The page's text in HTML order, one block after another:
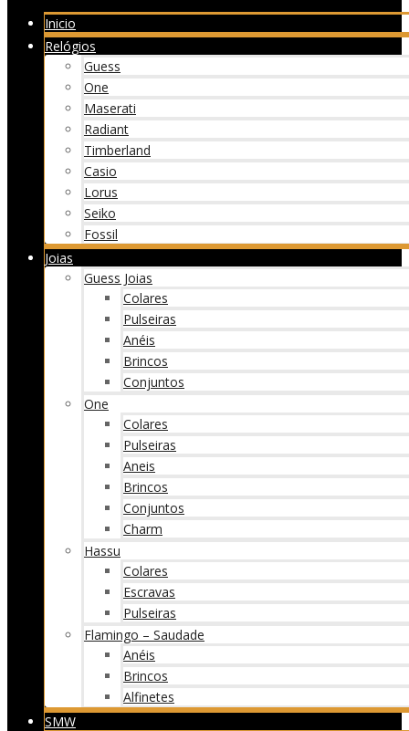
Inicio
Relógios
Guess
One
Maserati
Radiant
Timberland
Casio
Lorus
Seiko
Fossil
Joias
Guess Joias
Colares
Pulseiras
Anéis
Brincos
Conjuntos
One
Colares
Pulseiras
Aneis
Brincos
Conjuntos
Charm
Hassu
Colares
Escravas
Pulseiras
Flamingo – Saudade
Anéis
Brincos
Alfinetes
SMW